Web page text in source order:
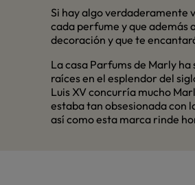
Si hay algo verdaderamente
cada perfume y que además
decoración y que te
La casa Parfums de Marly
raíces en el esplendor del
Luis XV concurría mucho
estaba tan obsesionada con
así como esta marca rinde